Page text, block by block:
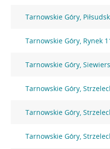
Tarnowskie Góry,
Tarnowskie Góry, Rynek
Tarnowskie Góry,
Tarnowskie Góry,
Tarnowskie Góry,
Tarnowskie Góry,